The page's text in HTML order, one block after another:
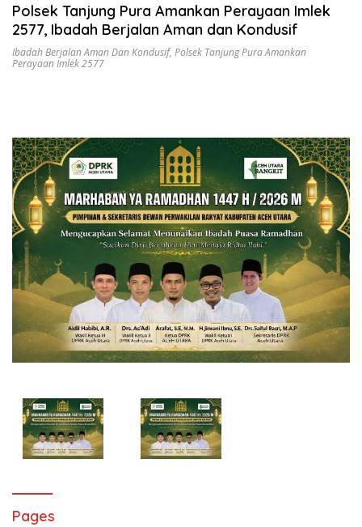
Polsek Tanjung Pura Amankan Perayaan Imlek
2577, Ibadah Berjalan Aman dan Kondusif
Ibadah Berjalan Aman Dan Kondusif, Polsek Tanjung Pura Amankan
Perayaan Imlek 2577
Pages